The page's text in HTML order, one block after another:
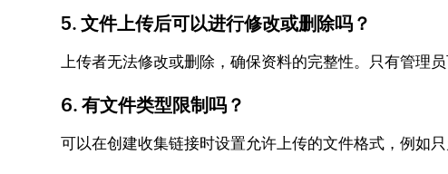
5. 文件上传后可以进行修改或删除吗？
上传者无法修改或删除，确保资料的完整性。只有管理员
6. 有文件类型限制吗？
可以在创建收集链接时设置允许上传的文件格式，例如只